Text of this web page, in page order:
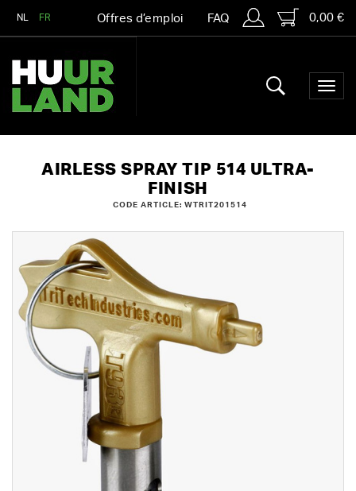
NL FR Offres d’emploi FAQ 0,00 €
AIRLESS SPRAY TIP 514 ULTRA-
FINISH
CODE ARTICLE: WTRIT201514